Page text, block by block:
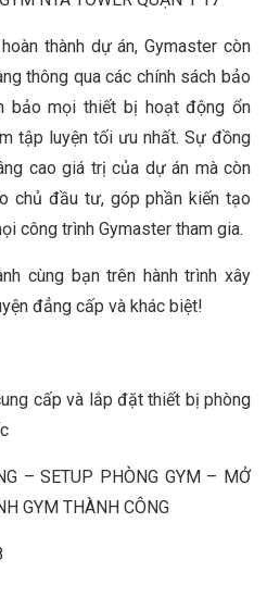
thành dự án, Gymaster còn
thông qua các chính sách bảo
bảo mọi thiết bị hoạt động ổn
tập luyện tối ưu nhất. Sự đồng
cao giá trị của dự án mà còn
chủ đầu tư, góp phần kiến tạo
công trình Gymaster tham gia.
cùng bạn trên hành trình xây
đẳng cấp và khác biệt!
cấp và lắp đặt thiết bị phòng
– SETUP PHÒNG GYM – MỞ
GYM THÀNH CÔNG